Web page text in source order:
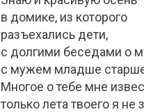
в домике, из которого
разъехались дети,
с долгими беседами о
с мужем младше
Многое о тебе мне
только лета твоего я не